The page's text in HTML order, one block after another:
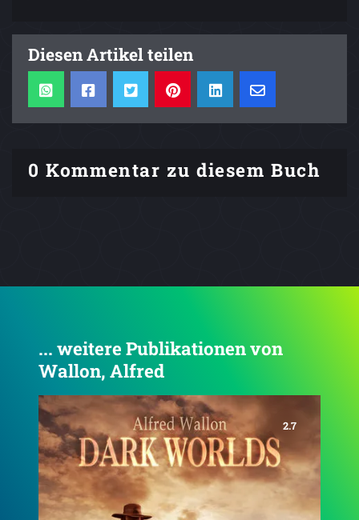
Diesen Artikel teilen
0 Kommentar zu diesem Buch
... weitere Publikationen von
Wallon, Alfred
3.7